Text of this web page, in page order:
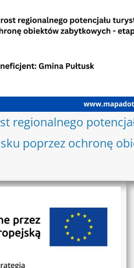
regionalnego
poprzez ochronę